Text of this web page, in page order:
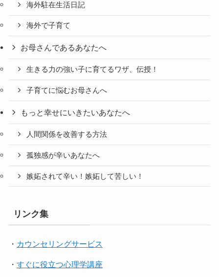
海外駐在生活日記
海外で子育て
お母さんであるあなたへ
生きる力の強い子に育てるワザ、伝授！
子育てに悩むお母さんへ
もっと幸せにいきたいあなたへ
人間関係を改善する方法
孤独感が辛いあなたへ
嫉妬されて辛い！嫉妬して苦しい！
リンク集
・ カウンセリングサービス
・ すぐに役立つ心理学講座